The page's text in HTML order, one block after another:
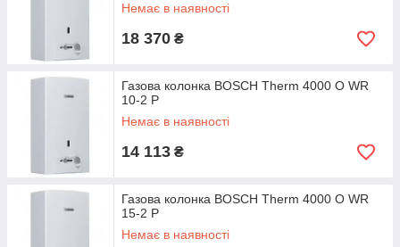
Немає в наявності
18 370 ₴
Газова колонка ВОЅСН Therm 4000 O WR
10-2 P
Немає в наявності
14 113 ₴
Газова колонка ВОЅСН Therm 4000 O WR
15-2 P
Немає в наявності